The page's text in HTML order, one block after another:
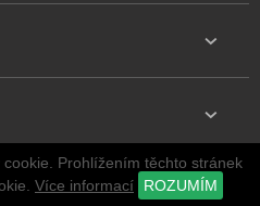
Prohlížením těchto stránek
Více informací ROZUMÍM
práva vyhrazena
publikačním systémem adSYSTEM.